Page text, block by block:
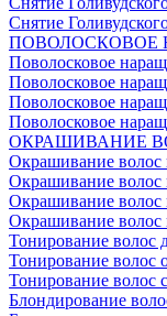
Снятие
ПОВОЛОСКОВОЕ
Поволосковое
Поволосковое
Поволосковое
Поволосковое
ОКРАШИВАНИЕ
Окрашивание волос
Окрашивание волос
Окрашивание волос
Окрашивание
Тонирование волос
Тонирование волос
Тонирование волос
Блондирование